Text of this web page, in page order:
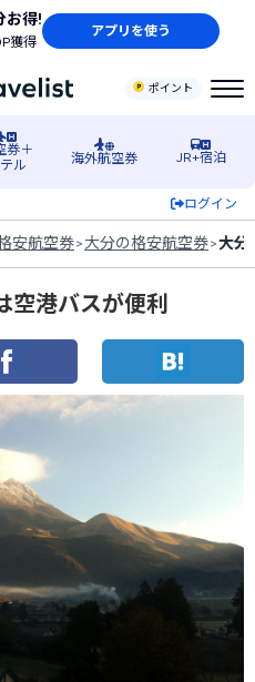
お得!
獲得
アプリを使う
ポイント
券＋
ル
海外航空券 JR+宿泊
ログイン
安航空券>大分の格安航空券>大分
空港バスが便利